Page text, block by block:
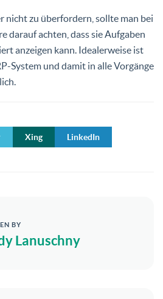
nicht zu überfordern, sollte man bei
darauf achten, dass sie Aufgaben
anzeigen kann. Idealerweise ist
System und damit in alle Vorgänge
Xing LinkedIn
BY
Lanuschny